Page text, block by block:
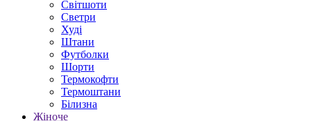
Світшоти
Светри
Худі
Штани
Футболки
Шорти
Термокофти
Термоштани
Білизна
Жіноче